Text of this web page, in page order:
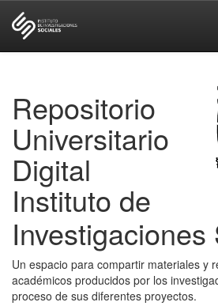
Repositorio
Universitario
Digital
Instituto de
Investigaciones
Un espacio para compartir materiales y
académicos producidos por los
proceso de sus diferentes proyectos.